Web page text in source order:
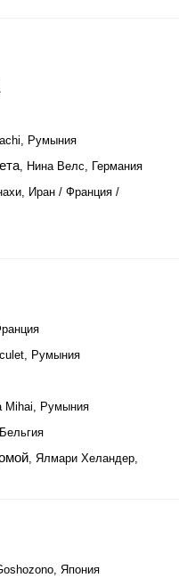
Румыния
, Нина Велс, Германия
Иран / Франция /
Румыния
Mihai, Румыния
, Ялмари Хеландер,
Япония